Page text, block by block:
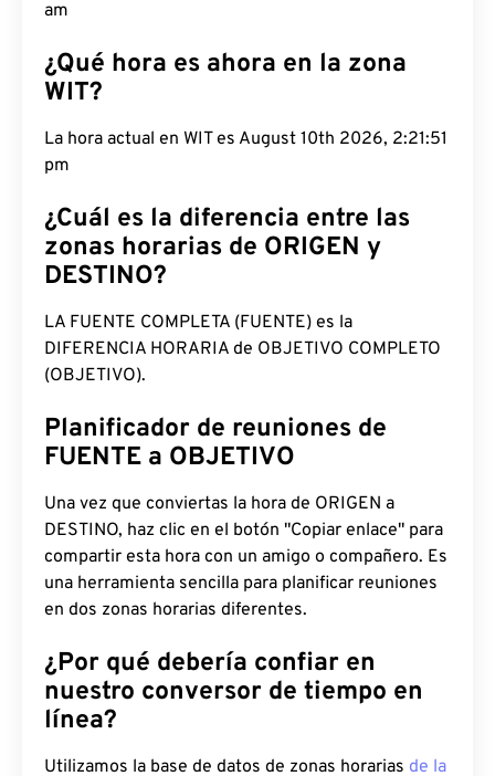
am
¿Qué hora es ahora en la zona
WIT?
La hora actual en WIT es August 10th 2026,
2:21:52 pm
¿Cuál es la diferencia entre las
zonas horarias de ORIGEN y
DESTINO?
LA FUENTE COMPLETA (FUENTE) es la
DIFERENCIA HORARIA de OBJETIVO COMPLETO
(OBJETIVO).
Planificador de reuniones de
FUENTE a OBJETIVO
Una vez que conviertas la hora de ORIGEN a
DESTINO, haz clic en el botón "Copiar enlace" para
compartir esta hora con un amigo o compañero. Es
una herramienta sencilla para planificar reuniones
en dos zonas horarias diferentes.
¿Por qué debería confiar en
nuestro conversor de tiempo en
línea?
Utilizamos la base de datos de zonas horarias de la